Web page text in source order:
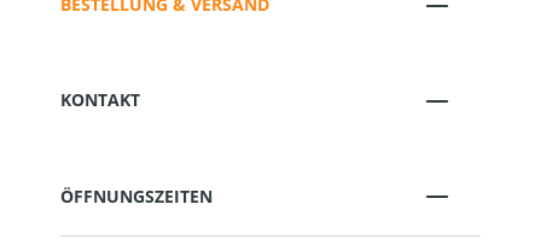
KONTAKT
ÖFFNUNGSZEITEN